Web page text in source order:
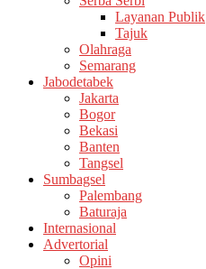
Layanan Publik
Tajuk
Olahraga
Semarang
Jabodetabek
Jakarta
Bogor
Bekasi
Banten
Tangsel
Sumbagsel
Palembang
Baturaja
Internasional
Advertorial
Opini